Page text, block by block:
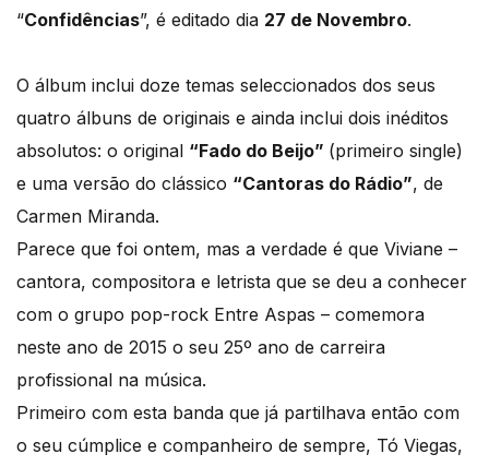
“Confidências”, é editado dia 27 de Novembro.
O álbum inclui doze temas seleccionados dos seus
quatro álbuns de originais e ainda inclui dois inéditos
absolutos: o original “Fado do Beijo” (primeiro single)
e uma versão do clássico “Cantoras do Rádio”, de
Carmen Miranda.
Parece que foi ontem, mas a verdade é que Viviane –
cantora, compositora e letrista que se deu a conhecer
com o grupo pop-rock Entre Aspas – comemora
neste ano de 2015 o seu 25º ano de carreira
profissional na música.
Primeiro com esta banda que já partilhava então com
o seu cúmplice e companheiro de sempre, Tó Viegas,